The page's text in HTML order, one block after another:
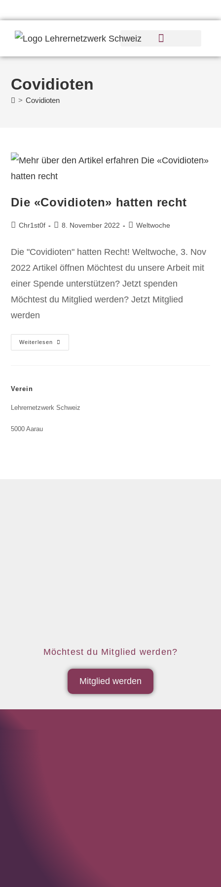
Covidioten
> Covidioten
Die «Covidioten» hatten recht
Chr1st0f 8. November 2022 Weltwoche
Die "Covidioten" hatten Recht! Weltwoche, 3. Nov
2022 Artikel öffnen Möchtest du unsere Arbeit mit
einer Spende unterstützen? Jetzt spenden
Möchtest du Mitglied werden? Jetzt Mitglied
werden
Weiterlesen
Verein
Lehrernetzwerk Schweiz
5000 Aarau
Möchtest du Mitglied werden?
Mitglied werden